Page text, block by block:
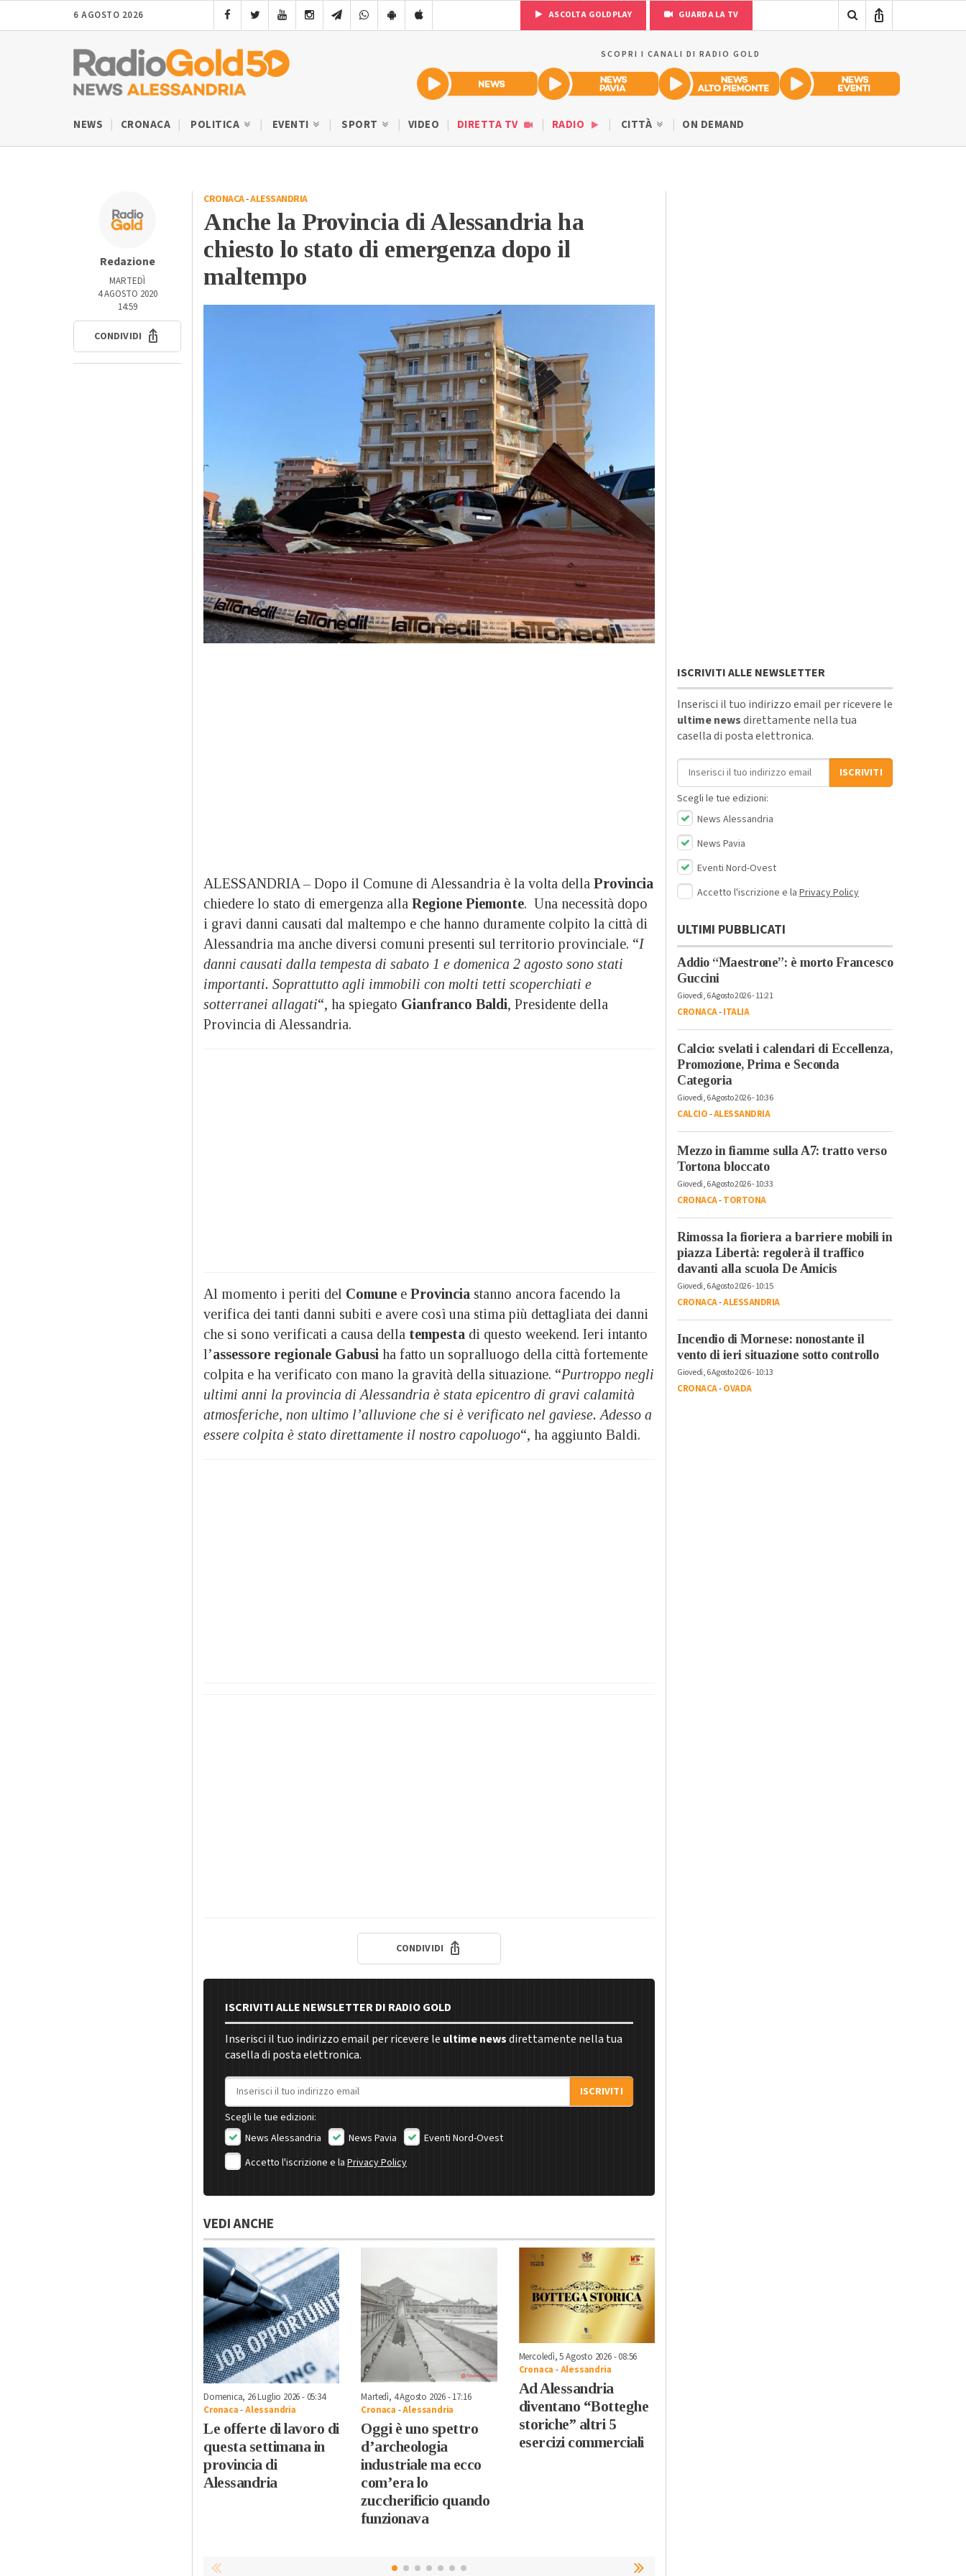
6 AGOSTO 2026 ASCOLTA GOLDPLAY GUARDA LA TV
SCOPRI I CANALI DI RADIO GOLD
NEWS CRONACA POLITICA EVENTI SPORT VIDEO DIRETTA TV RADIO CITTÀ ON DEMAND
Redazione
MARTEDÌ
4 AGOSTO 2020
14:59
CONDIVIDI
CRONACA-ALESSANDRIA
Anche la Provincia di Alessandria ha
chiesto lo stato di emergenza dopo il
maltempo
ALESSANDRIA – Dopo il Comune di Alessandria è la volta della Provincia
chiedere lo stato di emergenza alla Regione Piemonte. Una necessità dopo
i gravi danni causati dal maltempo e che hanno duramente colpito la città di
Alessandria ma anche diversi comuni presenti sul territorio provinciale. “I
danni causati dalla tempesta di sabato 1 e domenica 2 agosto sono stati
importanti. Soprattutto agli immobili con molti tetti scoperchiati e
sotterranei allagati“, ha spiegato Gianfranco Baldi, Presidente della
Provincia di Alessandria.
Al momento i periti del Comune e Provincia stanno ancora facendo la
verifica dei tanti danni subiti e avere così una stima più dettagliata dei danni
che si sono verificati a causa della tempesta di questo weekend. Ieri intanto
l’assessore regionale Gabusi ha fatto un sopralluogo della città fortemente
colpita e ha verificato con mano la gravità della situazione. “Purtroppo negli
ultimi anni la provincia di Alessandria è stata epicentro di gravi calamità
atmosferiche, non ultimo l’alluvione che si è verificato nel gaviese. Adesso a
essere colpita è stato direttamente il nostro capoluogo“, ha aggiunto Baldi.
CONDIVIDI
ISCRIVITI ALLE NEWSLETTER DI RADIO GOLD
Inserisci il tuo indirizzo email per ricevere le ultime newsdirettamente nella tua
casella di posta elettronica.
Indirizzo email
ISCRIVITI
Scegli le tue edizioni:
News Alessandria
News Pavia
Eventi Nord-Ovest
Accetto l'iscrizione e la Privacy Policy
VEDI ANCHE
Domenica, 26 Luglio 2026 - 05:34
Cronaca-Alessandria
Le offerte di lavoro di
questa settimana in
provincia di
Alessandria
Martedì, 4 Agosto 2026 - 17:16
Cronaca -Alessandria
Oggi è uno spettro
d’archeologia
industriale ma ecco
com’era lo
zuccherificio quando
funzionava
Mercoledì, 5 Agosto 2026 - 08:56
Cronaca -Alessandria
Ad Alessandria
diventano “Botteghe
storiche” altri 5
esercizi commerciali
ISCRIVITI ALLE NEWSLETTER
Inserisci il tuo indirizzo email per ricevere le
ultime newsdirettamente nella tua
casella di posta elettronica.
Indirizzo email
ISCRIVITI
Scegli le tue edizioni:
News Alessandria
News Pavia
Eventi Nord-Ovest
Accetto l'iscrizione e la Privacy Policy
ULTIMI PUBBLICATI
Addio “Maestrone”: è morto Francesco
Guccini
Giovedì, 6 Agosto 2026 - 11:21
CRONACA-ITALIA
Calcio: svelati i calendari di Eccellenza,
Promozione, Prima e Seconda
Categoria
Giovedì, 6 Agosto 2026 - 10:36
CALCIO-ALESSANDRIA
Mezzo in fiamme sulla A7: tratto verso
Tortona bloccato
Giovedì, 6 Agosto 2026 - 10:33
CRONACA-TORTONA
Rimossa la fioriera a barriere mobili in
piazza Libertà: regolerà il traffico
davanti alla scuola De Amicis
Giovedì, 6 Agosto 2026 - 10:15
CRONACA-ALESSANDRIA
Incendio di Mornese: nonostante il
vento di ieri situazione sotto controllo
Giovedì, 6 Agosto 2026 - 10:13
CRONACA-OVADA